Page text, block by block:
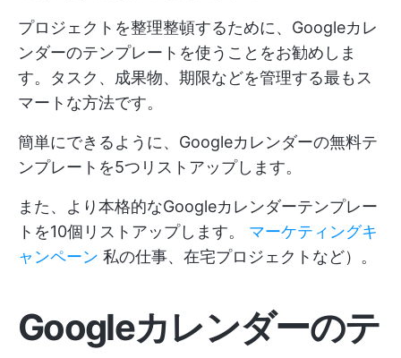
プロジェクトを整理整頓するために、Googleカレ
ンダーのテンプレートを使うことをお勧めしま
す。タスク、成果物、期限などを管理する最もス
マートな方法です。
簡単にできるように、Googleカレンダーの無料テ
ンプレートを5つリストアップします。
また、より本格的なGoogleカレンダーテンプレー
トを10個リストアップします。 マーケティングキ
ャンペーン 私の仕事、在宅プロジェクトなど）。
Googleカレンダーのテ